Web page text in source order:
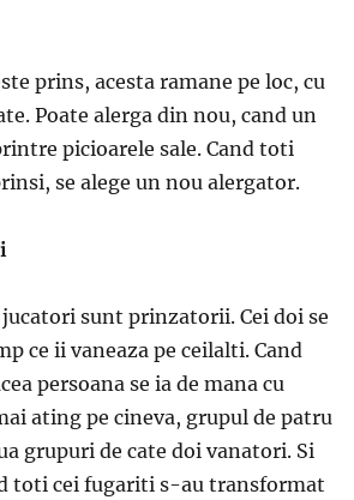
prins, acesta ramane pe loc, cu
Poate alerga din nou, cand un
picioarele sale. Cand toti
se alege un nou alergator.
sunt prinzatorii. Cei doi se
ce ii vaneaza pe ceilalti. Cand
persoana se ia de mana cu
ating pe cineva, grupul de patru
grupuri de cate doi vanatori. Si
toti cei fugariti s-au transformat